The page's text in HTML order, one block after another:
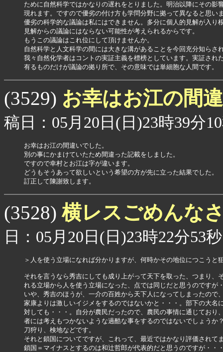
ために自然科学ではかなりの遅れをとりました。明治以降にその影
現れます。ですので優劣の付け方も学問分野に拠って異なると思い
優劣の科学的な議論は私にはできません。多分に個人的見解が入り
見解からの議論にはならない可能性が考えられるからです。
もうこの議論はこれ位にして頂けませんか。
自然科学と人文科学の間には大きな溝があることを今回充分知らさ
我々自然化学者はコントの実証主義を標榜としています。実証され
有るものだけが議論の拠り所で、その意味では単細胞な人間です。
(3529) お幸はお江の間
稿日：05月20日(日)23時39分
お幸はお江の間違いでした。
別の事にかまけていたため間違った記載をしました。
ですので幸村とお江は字が違います。
どうもそうあって欲しいという希望の方が先に立った結果でした。
訂正して陳謝致します。
(3528)横レスごめんな
日：05月20日(日)23時22分53秒
＞人を使う立場になれば分かりますが、何時かその地位につこう
それを言うなら秀吉にしても成り上がって天下を取った、つまり、
れる立場から人を使う立場になった、点では同じだと思うのですが
いや、秀吉のほうが、一介の百姓から天下人になってしまったので
家康よりは激しいイジメをするのではないかと・・・。部下の大名
対しても・・・。自分が農民だったので、農民の事情に通じており
者には考えもつかないような過酷な事をするのではないでしょうか
刀狩り、検地などです。
それと鎖国についてですが、これって、最近ではかなり評価されて
鎖国＝マイナスとするのは和辻哲郎が代表的だと思うのですが・・